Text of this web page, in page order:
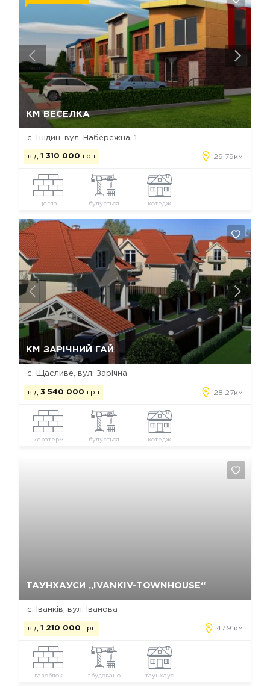
КМ ВЕСЕЛКА
с. Гнідин, вул. Набережна, 1
від 1 310 000 грн 29.79км
цегла будується котедж
КМ ЗАРІЧНИЙ ГАЙ
с. Щасливе, вул. Зарічна
від 3 540 000 грн 28.27км
кератерм будується котедж
Так, видалити Відміна
ТАУНХАУСИ „IVANKIV-TOWNHOUSE“
с. Іванків, вул. Іванова
від 1 210 000 грн 47.91км
газоблок збудовано таунхаус